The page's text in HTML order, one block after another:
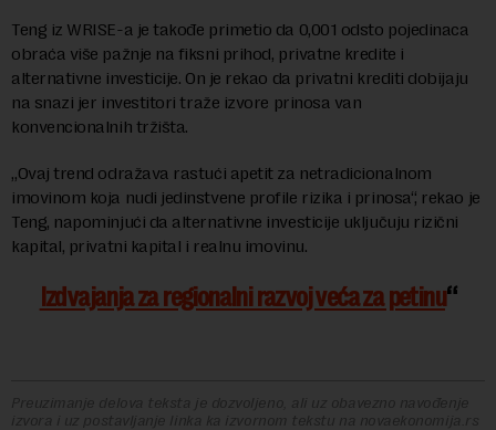
Teng iz WRISE-a je takođe primetio da 0,001 odsto pojedinaca
obraća više pažnje na fiksni prihod, privatne kredite i
alternativne investicije. On je rekao da privatni krediti dobijaju
na snazi jer investitori traže izvore prinosa van
konvencionalnih tržišta.
„Ovaj trend odražava rastući apetit za netradicionalnom
imovinom koja nudi jedinstvene profile rizika i prinosa“, rekao je
Teng, napominjući da alternativne investicije uključuju rizični
kapital, privatni kapital i realnu imovinu.
Izdvajanja za regionalni razvoj veća za petinu
Preuzimanje delova teksta je dozvoljeno, ali uz obavezno navođenje
izvora i uz postavljanje linka ka izvornom tekstu na novaekonomija.rs